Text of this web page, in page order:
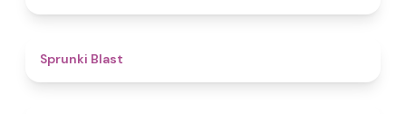
Sprunki Blast